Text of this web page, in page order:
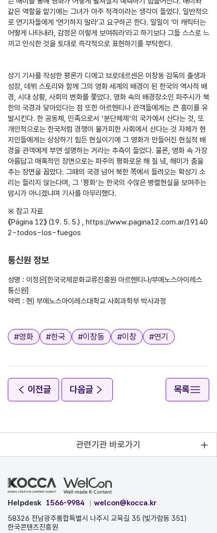
같은 역할을 맡기에는 그녀가 아주 적격이라는 생각이 들었다. 일반적으
로 연기자들에게 ‘연기하지 말라’고 요구하곤 한다. 일일이 ‘이 캐릭터는
어떻게 나타내라, 감정은 이렇게 보여줘라’라고 하기보다 그들 스스로 느
끼고 인식한 것을 토대로 즉각적으로 표현하기를 부탁한다.
상기 기사를 작성한 평론가 디에고 브로데르센은 이창동 감독의 출생과
성장, 데뷔 스토리와 함께 그의 영화 세계의 배경이 된 한국의 역사적 배
경, 시대 상황, 사회의 변화를 쫓았다. 영화 속의 배경장소인 파주시가 북
한의 국경과 닿아있다는 점 또한 아르헨티나 관객들에게는 큰 흥미를 유
발시킨다. 한 공동체, 민족으로서 '분단체제'의 국가에서 산다는 것, 또
개인적으로는 한국처럼 경쟁이 불가피한 사회에서 산다는 것 자체가 현
지인들에게는 상상하기 힘든 현실이기에 그 영화가 만들어진 현실적 배
경을 관객에게 부연 설명하는 거라는 추측이 들었다. 물론, 영화 속 가장
아름답고 매혹적인 장면으로는 파주의 평화로운 해 질 녘, 해미가 춤을
추는 장면을 꼽았다. 그때의 국경 넘어 북한 쪽에서 들려오는 확성기 소
리는 들리지 않는다며, 그 '평화'는 한국의 수많은 병렬현실을 보여주는
암시가 아니겠냐며 기사를 마무리했다.
※ 참고 자료
《Página 12》 (19. 5. 5.) , https://www.pagina12.com.ar/19140
2-todos-los-fuegos
통신원 정보
성명 : 이정은[한국국제문화교류진흥원 아르헨티나/부에노스아이레스
통신원]
약력 : 현) 부에노스아이레스대학교 사회과학부 박사과정
태그
#영화 #한국 #이창동 #이창 #연기
이전글 다음글 목록
관련기관 바로가기
Helpdesk 1566-9984
welcon@kocca.kr
58326 전남광주통합특별시 나주시 교육길 35 (빛가람동 351)
한국콘텐츠진흥원